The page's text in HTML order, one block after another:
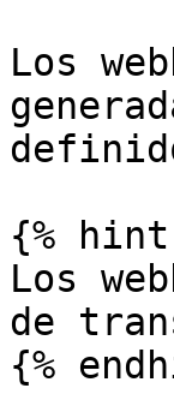
Los
{%
Los
de
{%